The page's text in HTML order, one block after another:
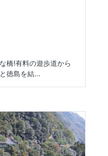
橋!有料の遊歩道から
徳島を結...